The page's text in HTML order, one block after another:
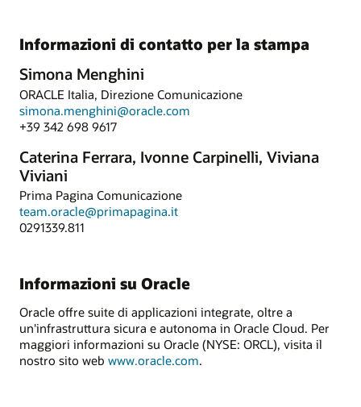
Informazioni di contatto per la stampa
Simona Menghini
ORACLE Italia, Direzione Comunicazione
simona.menghini@oracle.com
+39 342 698 9617
Caterina Ferrara, Ivonne Carpinelli, Viviana
Viviani
Prima Pagina Comunicazione
team.oracle@primapagina.it
0291339.811
Informazioni su Oracle
Oracle offre suite di applicazioni integrate, oltre a
un'infrastruttura sicura e autonoma in Oracle Cloud. Per
maggiori informazioni su Oracle (NYSE: ORCL), visita il
nostro sito web www.oracle.com.